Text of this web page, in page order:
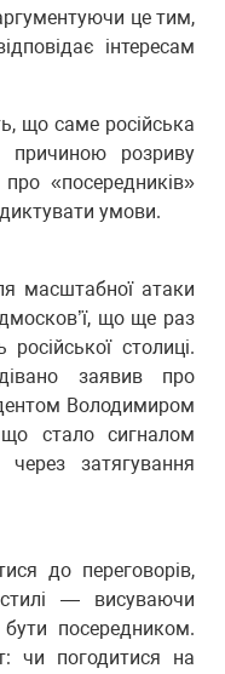
це тим,
інтересам
що саме російська
причиною розриву
«посередників»
умови.
масштабної атаки
що ще раз
столиці.
заявив про
Володимиром
що стало сигналом
затягування
до переговорів,
— висуваючи
посередником.
чи погодитися на